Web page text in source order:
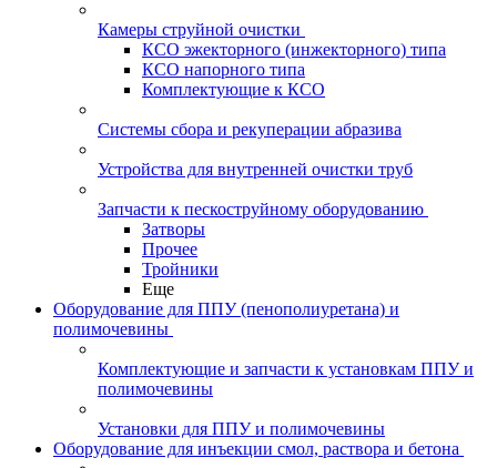
Камеры струйной очистки
КСО эжекторного (инжекторного) типа
КСО напорного типа
Комплектующие к КСО
Системы сбора и рекуперации абразива
Устройства для внутренней очистки труб
Запчасти к пескоструйному оборудованию
Затворы
Прочее
Тройники
Еще
Оборудование для ППУ (пенополиуретана) и
полимочевины
Комплектующие и запчасти к установкам ППУ и
полимочевины
Установки для ППУ и полимочевины
Оборудование для инъекции смол, раствора и бетона